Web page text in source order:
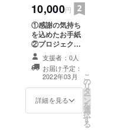
10,000円
①感謝の気持ち
を込めたお手紙
②プロジェクト
実現までの取り
組みのご報告
支援者：0人
お届け予定：
2022年03月
詳細を見る
こ
の
リ
タ
ー
ン
を
選
択
す
る